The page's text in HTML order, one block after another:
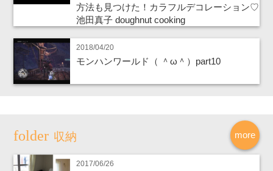
方法も見つけた！カラフルデコレーション♡
池田真子 doughnut cooking
2018/04/20
モンハンワールド（ ＾ω＾）part10
more
収納
2017/06/26